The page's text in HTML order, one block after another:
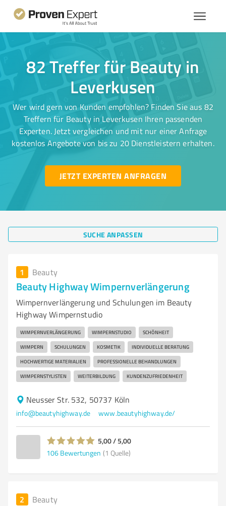
82 Treffer für Beauty in
Leverkusen
Wer wird gern von Kunden empfohlen? Finden Sie aus 82
Treffern für Beauty in Leverkusen Ihren passenden
Experten. Jetzt vergleichen und mit nur einer Anfrage
kostenlos Angebote von bis zu 20 Dienstleistern erhalten.
JETZT EXPERTEN ANFRAGEN
SUCHE ANPASSEN
1 Beauty
Beauty Highway Wimpernverlängerung
Wimpernverlängerung und Schulungen im Beauty
Highway Wimpernstudio
WIMPERNVERLÄNGERUNG WIMPERNSTUDIO SCHÖNHEIT
WIMPERN SCHULUNGEN KOSMETIK INDIVIDUELLE BERATUNG
HOCHWERTIGE MATERIALIEN PROFESSIONELLE BEHANDLUNGEN
WIMPERNSTYLISTEN WEITERBILDUNG KUNDENZUFRIEDENHEIT
Neusser Str. 532, 50737 Köln
info@beautyhighway.de www.beautyhighway.de/
5,00 / 5,00
106 Bewertungen (1 Quelle)
2 Beauty